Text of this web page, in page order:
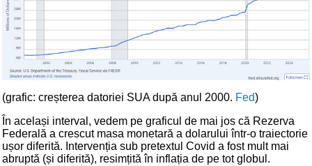
(grafic: creșterea datoriei SUA după anul 2000. Fed)
În același interval, vedem pe graficul de mai jos că Rezerva
Federală a crescut masa monetară a dolarului într-o traiectorie
ușor diferită. Intervenția sub pretextul Covid a fost mult mai
abruptă (și diferită), resimțită în inflația de pe tot globul.